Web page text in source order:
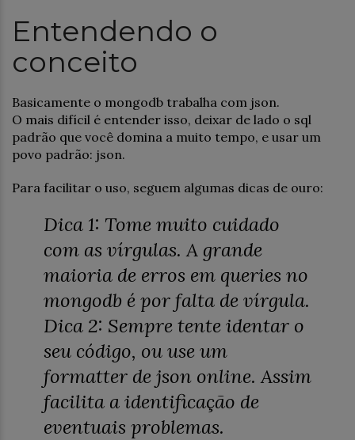
Entendendo o
conceito
Basicamente o mongodb trabalha com json.
O mais difícil é entender isso, deixar de lado o sql
padrão que você domina a muito tempo, e usar um
povo padrão: json.
Para facilitar o uso, seguem algumas dicas de ouro:
Dica 1: Tome muito cuidado
com as vírgulas. A grande
maioria de erros em queries no
mongodb é por falta de vírgula.
Dica 2: Sempre tente identar o
seu código, ou use um
formatter de json online. Assim
facilita a identificação de
eventuais problemas.